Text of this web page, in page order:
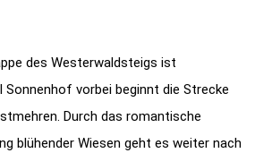
des Westerwaldsteigs ist
Sonnenhof vorbei beginnt die Strecke
Durch das romantische
blühender Wiesen geht es weiter nach